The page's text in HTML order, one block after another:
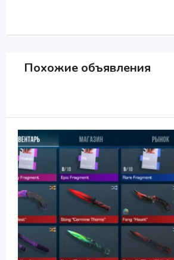
Похожие объявления